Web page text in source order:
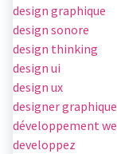
design graphique
design sonore
design thinking
design ui
design ux
designer graphique
développement
developpez